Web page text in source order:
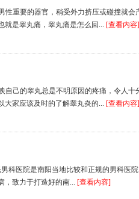
性重要的器官，稍受外力挤压或碰撞就
就是睾丸痛，睾丸痛是怎么回... [查看内容]
自己的睾丸总是不明原因的疼痛，令人
大家应该及时的了解睾丸炎的... [查看内容]
科医院是南阳当地比较和正规的男科医
，致力于打造好的南... [查看内容]